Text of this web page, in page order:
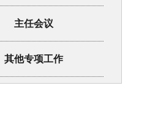
主任会议
其他专项工作